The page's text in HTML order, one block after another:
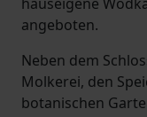
angeboten.
Neben dem
Molkerei, den
botanischen